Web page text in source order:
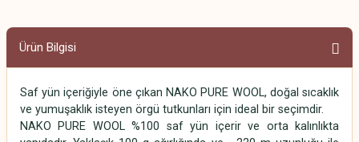
Ürün Bilgisi
Saf yün içeriğiyle öne çıkan NAKO PURE WOOL, doğal sıcaklık
ve yumuşaklık isteyen örgü tutkunları için ideal bir seçimdir.
NAKO PURE WOOL %100 saf yün içerir ve orta kalınlıkta